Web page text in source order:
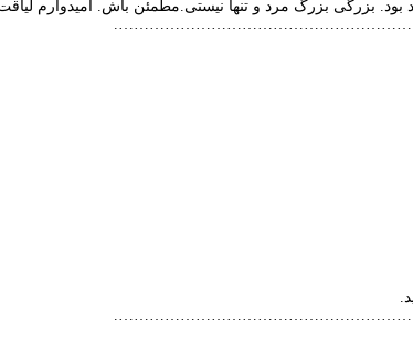
بود. بزرگی بزرگ مرد و تنها نیستی.مطمئن باش. امیدوارم